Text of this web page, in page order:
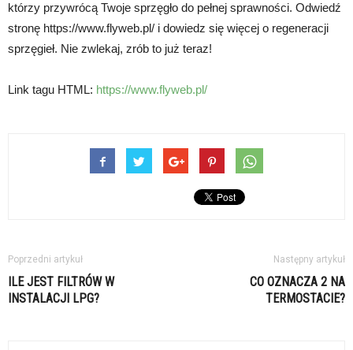
którzy przywrócą Twoje sprzęgło do pełnej sprawności. Odwiedź
stronę https://www.flyweb.pl/ i dowiedz się więcej o regeneracji
sprzęgieł. Nie zwlekaj, zrób to już teraz!
Link tagu HTML: https://www.flyweb.pl/
Poprzedni artykuł
ILE JEST FILTRÓW W
INSTALACJI LPG?
Następny artykuł
CO OZNACZA 2 NA
TERMOSTACIE?